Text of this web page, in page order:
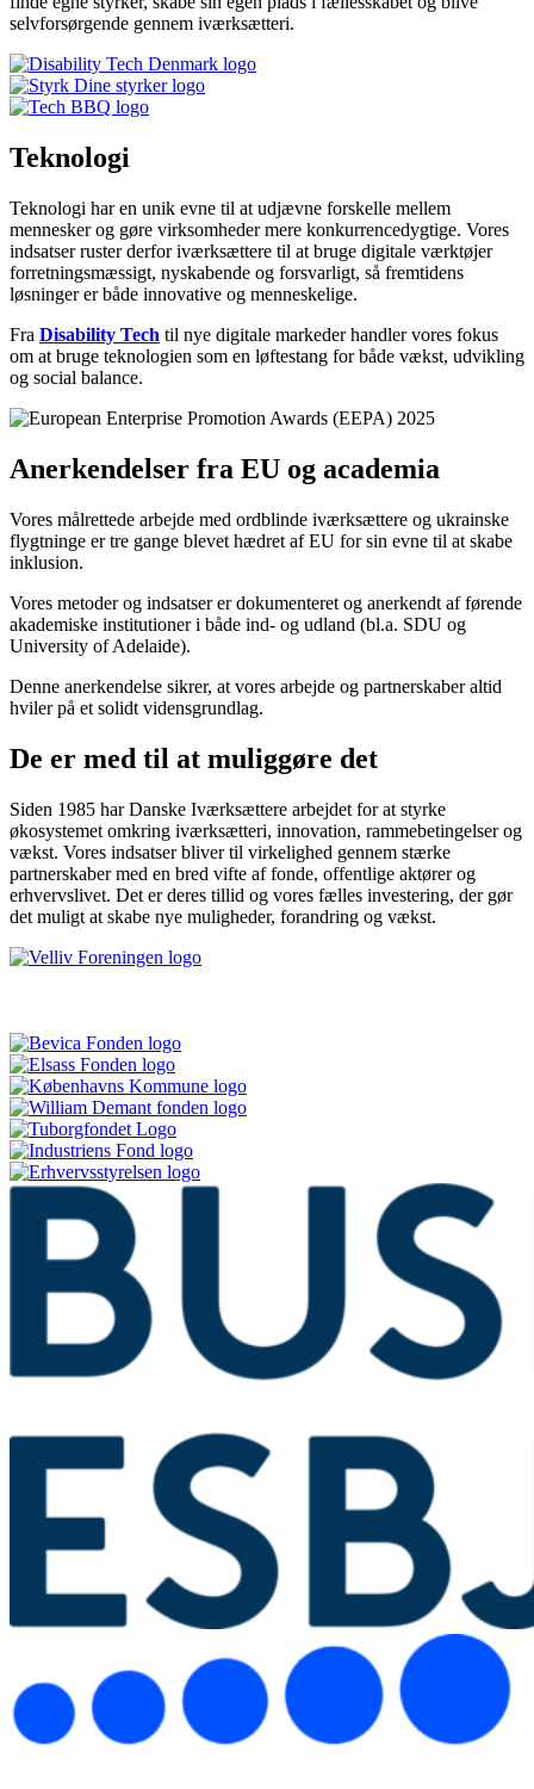
selvforsørgende gennem iværksætteri.
Teknologi
Teknologi har en unik evne til at udjævne forskelle mellem
mennesker og gøre virksomheder mere konkurrencedygtige. Vores
indsatser ruster derfor iværksættere til at bruge digitale værktøjer
forretningsmæssigt, nyskabende og forsvarligt, så fremtidens
løsninger er både innovative og menneskelige.
Fra Disability Tech til nye digitale markeder handler vores fokus
om at bruge teknologien som en løftestang for både vækst, udvikling
og social balance.
Anerkendelser fra EU og academia
Vores målrettede arbejde med ordblinde iværksættere og ukrainske
flygtninge er tre gange blevet hædret af EU for sin evne til at skabe
inklusion.
Vores metoder og indsatser er dokumenteret og anerkendt af førende
akademiske institutioner i både ind- og udland (bl.a. SDU og
University of Adelaide).
Denne anerkendelse sikrer, at vores arbejde og partnerskaber altid
hviler på et solidt vidensgrundlag.
De er med til at muliggøre det
Siden 1985 har Danske Iværksættere arbejdet for at styrke
økosystemet omkring iværksætteri, innovation, rammebetingelser og
vækst. Vores indsatser bliver til virkelighed gennem stærke
partnerskaber med en bred vifte af fonde, offentlige aktører og
erhvervslivet. Det er deres tillid og vores fælles investering, der gør
det muligt at skabe nye muligheder, forandring og vækst.